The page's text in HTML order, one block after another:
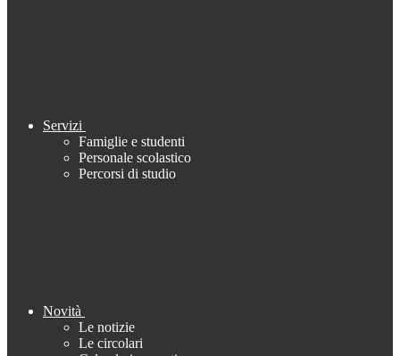
Servizi
Famiglie e studenti
Personale scolastico
Percorsi di studio
Novità
Le notizie
Le circolari